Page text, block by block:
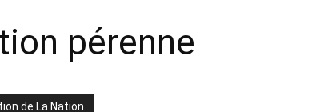
pérenne
de La Nation